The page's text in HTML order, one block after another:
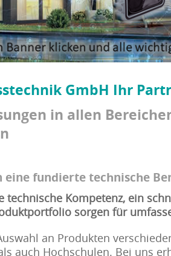
GmbH Ihr
in allen
eine fundierte technische
technische Kompetenz, ein
sorgen für
an Produkten
auch Hochschulen. Bei uns